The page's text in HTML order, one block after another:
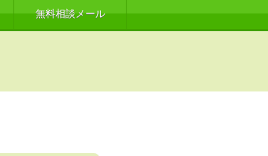
無料相談メール